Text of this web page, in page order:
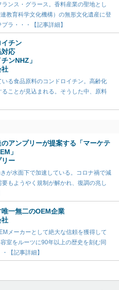
ンス・グラース。香料産業の聖地とし
教育科学文化機構）の無形文化遺産に登
ラ・・・【記事詳細】
イチン
対応
ンNHZ」
社
る食品原料のコンドロイチン。高齢化
ことが見込まれる。そうした中、原料
アンプリーが提案する「マーケテ
」
リー
が水面下で加速している。コロナ禍で減
もようやく規制が解かれ、復調の兆し
一無二のOEM企業
社
メーカーとして絶大な信頼を獲得して
室をルーツに90年以上の歴史を刻む同
【記事詳細】